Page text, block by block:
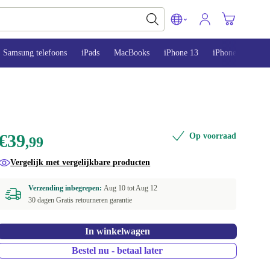
Samsung telefoons iPads MacBooks iPhone 13 iPhone 14
,99 Op voorraad
Vergelijk met vergelijkbare producten
Verzending inbegrepen:Aug 10 totAug 12
30 dagen Gratis retourneren garantie
In winkelwagen
Bestel nu - betaal later